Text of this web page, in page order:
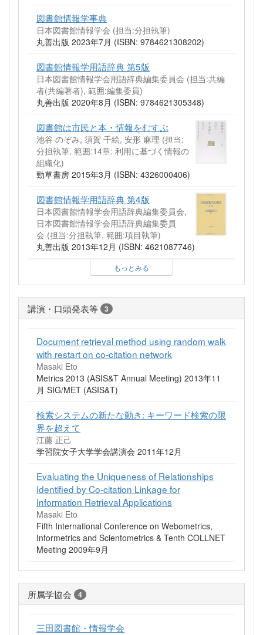
図書館情報学事典
日本図書館情報学会 (担当:分担執筆)
丸善出版 2023年7月 (ISBN: 9784621308202)
図書館情報学用語辞典 第5版
日本図書館情報学会用語辞典編集委員会 (担当:共編
者(共編著者), 範囲:編集委員)
丸善出版 2020年8月 (ISBN: 9784621305348)
図書館は市民と本・情報をむすぶ
池谷 のぞみ, 須賀 千絵, 安形 麻理 (担当:
分担執筆, 範囲:14章: 利用に基づく情報の
組織化)
勁草書房 2015年3月 (ISBN: 4326000406)
図書館情報学用語辞典 第4版
日本図書館情報学会用語辞典編集委員会,
日本図書館情報学会用語辞典編集委員
会 (担当:分担執筆, 範囲:項目執筆)
丸善出版 2013年12月 (ISBN: 4621087746)
もっとみる
講演・口頭発表等 3
Document retrieval method using random walk
with restart on co-citation network
Masaki Eto
Metrics 2013 (ASIS&T Annual Meeting) 2013年11
月 SIG/MET (ASIS&T)
検索システムの新たな動き: キーワード検索の限
界を超えて
江藤 正己
学習院女子大学学会講演会 2011年12月
Evaluating the Uniqueness of Relationships
Identified by Co-citation Linkage for
Information Retrieval Applications
Masaki Eto
Fifth International Conference on Webometrics,
Informetrics and Scientometrics & Tenth COLLNET
Meeting 2009年9月
所属学協会 4
三田図書館・情報学会